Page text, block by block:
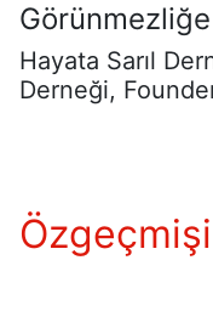
Hayata Sarıl
Derneği,
Özgeçmişi